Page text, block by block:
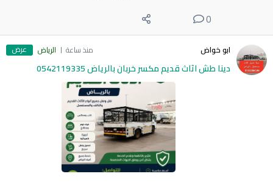
0
ابو خواض منذ ساعة الرياض عرض
دينا طش اثاث قديم مكسر خربان بالرياض 0542119335